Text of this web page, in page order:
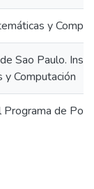
y
Sao Paulo.
y Computación
de